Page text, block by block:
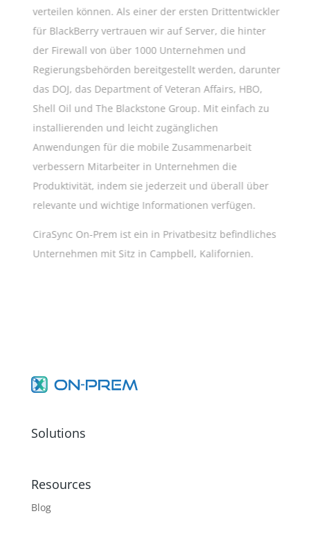
verteilen können. Als einer der ersten Drittentwickler
für BlackBerry vertrauen wir auf Server, die hinter
der Firewall von über 1000 Unternehmen und
Regierungsbehörden bereitgestellt werden, darunter
das DOJ, das Department of Veteran Affairs, HBO,
Shell Oil und The Blackstone Group. Mit einfach zu
installierenden und leicht zugänglichen
Anwendungen für die mobile Zusammenarbeit
verbessern Mitarbeiter in Unternehmen die
Produktivität, indem sie jederzeit und überall über
relevante und wichtige Informationen verfügen.
CiraSync On-Prem ist ein in Privatbesitz befindliches
Unternehmen mit Sitz in Campbell, Kalifornien.
Solutions
Resources
Blog